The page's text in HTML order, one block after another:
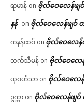
ရာမာန် on ဗိုလ်ဝေလေန်ဖ
နန် on ဗိုလ်ဝေလေန်ဖျဝ်
ကနန်ထဝ် on ဗိုလ်ဝေလေန်
သက်သီမန် on ဗိုလ်ဝေလေ
ယုဝဟံသာ on ဗိုလ်ဝေလေ
ဥက္ကာ on ဗိုလ်ဝေလေန်ဖျ